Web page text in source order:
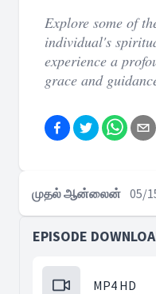
Explore some of
individual's
experience a
grace and
முதல் ஆன்லைன் 05/
EPISODE
MP4 HD